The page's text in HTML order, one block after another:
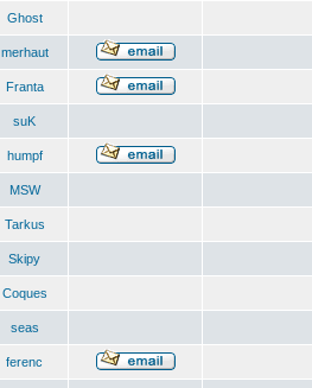
Ghost
merhaut
Franta
suK
humpf
MSW
Tarkus
Skipy
Coques
seas
ferenc